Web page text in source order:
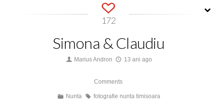
172
Simona & Claudiu
Marius Andron 13 ani ago
Comments
Nunta fotografie nunta timisoara